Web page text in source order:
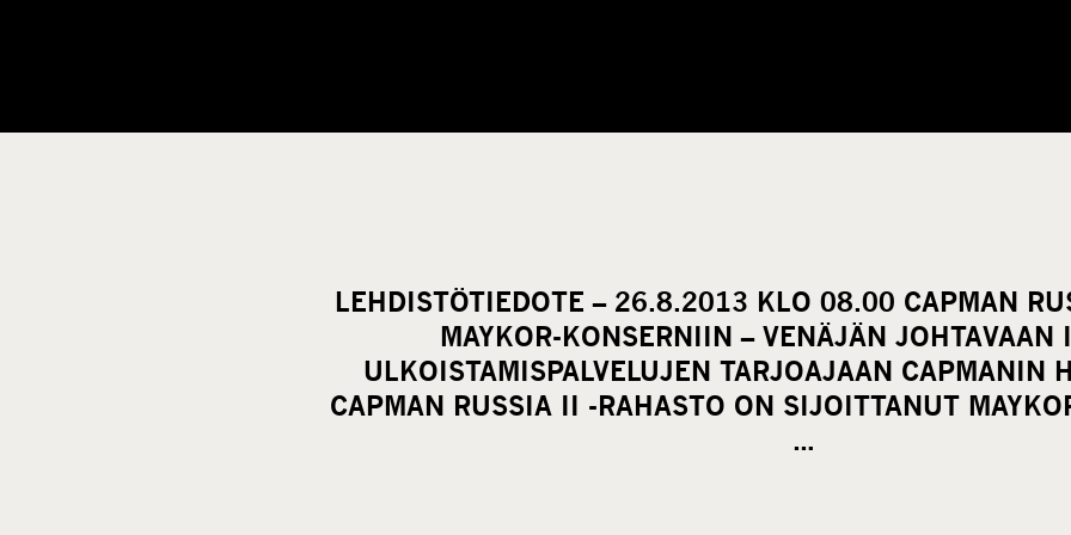
LEHDISTÖTIEDOTE – 26.8.2013 KLO 08.00 CAPMAN
MAYKOR-KONSERNIIN – VENÄJÄN JOHTAVAAN
ULKOISTAMISPALVELUJEN TARJOAJAAN CAPMANIN
CAPMAN RUSSIA II -RAHASTO ON SIJOITTANUT
…